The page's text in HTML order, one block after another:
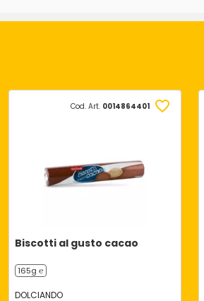
Cod. Art. 0014864401
Biscotti al gusto cacao
165g ℮
DOLCIANDO